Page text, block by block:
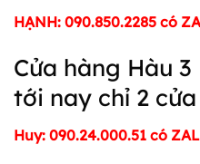
HẠNH: 090.850.2285 có
Cửa hàng Hàu
tới nay chỉ 2
Huy: 090.24.000.51 có